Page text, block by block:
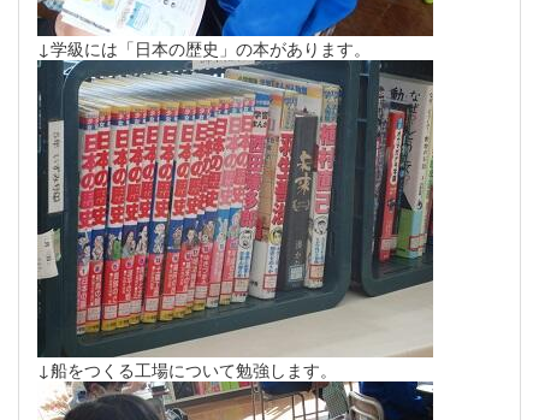
↓学級には「日本の歴史」の本があります。
↓船をつくる工場について勉強します。